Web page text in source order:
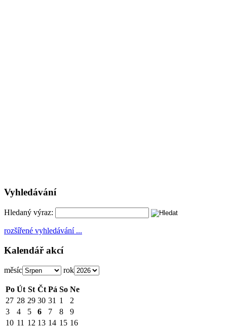
Vyhledávání
Hledaný výraz:
rozšířené vyhledávání ...
Kalendář akcí
měsíc rok
Po Út St Čt Pá So Ne
27 28 29 30 31 1
2
3
4 5 6 7 8
9
10 11 12 13 14 15 16